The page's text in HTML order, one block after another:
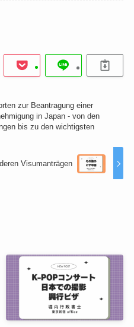
zur Beantragung einer
in Japan - von den
bis zu den wichtigsten
Visumanträgen